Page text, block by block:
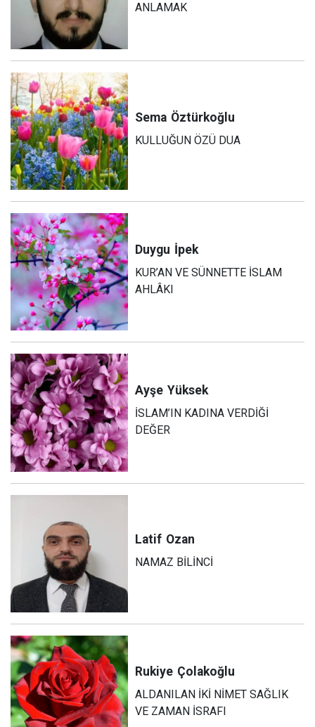
ANLAMAK
Sema Öztürkoğlu
KULLUĞUN ÖZÜ DUA
Duygu İpek
KUR’AN VE SÜNNETTE İSLAM
AHLÂKI
Ayşe Yüksek
İSLAM’IN KADINA VERDİĞİ
DEĞER
Latif Ozan
NAMAZ BİLİNCİ
Rukiye Çolakoğlu
ALDANILAN İKİ NİMET SAĞLIK
VE ZAMAN İSRAFI